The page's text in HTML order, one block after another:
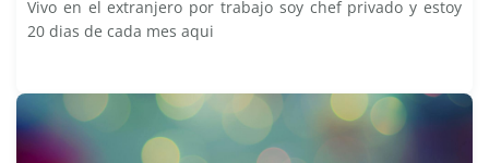
Vivo en el extranjero por trabajo soy chef privado y estoy
20 dias de cada mes aqui